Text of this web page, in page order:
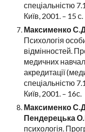
спеціальністю
Київ, 2001. – 15 с.
Максименко
Психологія
відмінностей.
медичних
акредитації
спеціальністю
Київ, 2001. – 16с.
Максименко
Пендерецька
психологія.